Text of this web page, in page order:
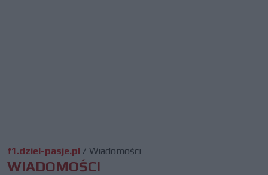
f1.dziel-pasje.pl / Wiadomości
WIADOMOŚCI